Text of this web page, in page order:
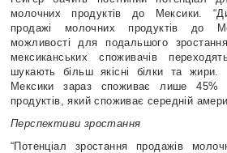
молочних продуктів до Мексики.
продажі молочних продуктів до
можливості для подальшого
мексиканських споживачів
шукають більш якісні білки та жири.
Мексики зараз споживає лише 45%
продуктів, який споживає середній
Перспективи зростання
“Потенціал зростання продажів